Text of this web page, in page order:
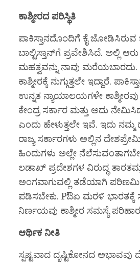
ಕಾಶ್ಮೀರದ ಪರಿಸ್ಥಿತಿ
ಪಾಕಿಸ್ತಾನದೊಂದಿಗೆ ಕೈ ಜೋಡಿಸಿರುವ
ಬಾಲ್ಟಿಸ್ತಾನ್‌ಗೆ ಪ್ರವೇಶಿಸಿದೆ. ಅಲ್ಲಿ
ಮಹತ್ವವನ್ನು ನಾವು ಮರೆಯಬಾರದು.
ಕಾಶ್ಮೀರಕ್ಕೆ ನುಗ್ಗುತ್ತಲೇ ಇದ್ದಾರೆ.
ಉನ್ನತ ನ್ಯಾಯಾಲಯಗಳೇ
ಕೇಂದ್ರ ಸರ್ಕಾರ ಮತ್ತು ಅದು
ಎಂದು ಹೇಳುತ್ತಲೇ ಇವೆ. ಇದು
ರಾಜ್ಯ ಸರ್ಕಾರಗಳು ಅಲ್ಲಿನ
ಹಿಂದುಗಳು ಅಲ್ಲೇ
ಲಡಾಖ್ ಪ್ರದೇಶಗಳ ವಿರುದ್ಧ
ಅಂಗವಾಗುವಲ್ಲಿ ತಡೆಯಾಗಿ
ಪಡಿಸಬೇಕು. Pಔಏ ಮರಳಿ
ನಿರ್ಣಯವು ಕಾಶ್ಮೀರ ಸಮಸ್ಯೆ
ಆರ್ಥಿಕ ನೀತಿ
ಸ್ಪಷ್ಟವಾದ ದೃಷ್ಟಿಕೋನದ